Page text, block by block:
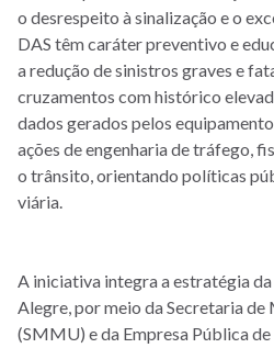
o desrespeito à sinalização e o
DAS têm caráter preventivo e
a redução de sinistros graves e
cruzamentos com histórico
dados gerados pelos
ações de engenharia de tráfego,
o trânsito, orientando políticas
viária.
A iniciativa integra a estratégia
Alegre, por meio da Secretaria
(SMMU) e da Empresa Pública